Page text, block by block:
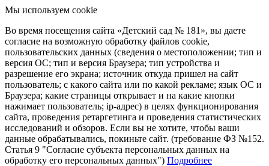
Мы используем cookie
Во время посещения сайта «Детский сад № 181», вы даете
согласие на возможную обработку файлов cookie,
пользовательских данных (сведения о местоположении; тип и
версия ОС; тип и версия Браузера; тип устройства и
разрешение его экрана; источник откуда пришел на сайт
пользователь; с какого сайта или по какой рекламе; язык ОС и
Браузера; какие страницы открывает и на какие кнопки
нажимает пользователь; ip-адрес) в целях функционирования
сайта, проведения ретаргетинга и проведения статистических
исследований и обзоров. Если вы не хотите, чтобы ваши
данные обрабатывались, покиньте сайт. (требование ФЗ №152.
Статья 9 "Согласие субъекта персональных данных на
обработку его персональных данных") Подробнее